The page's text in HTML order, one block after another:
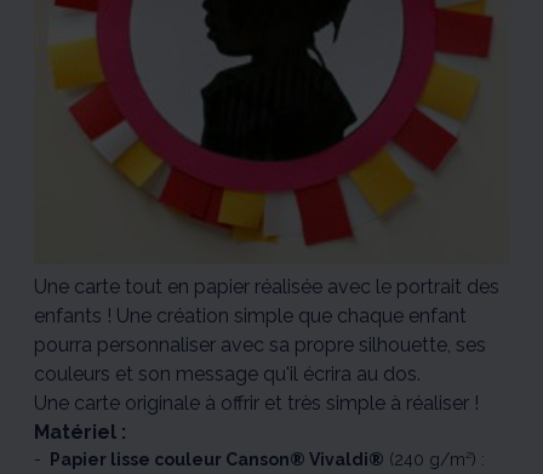
Une carte tout en papier réalisée avec le portrait des
enfants ! Une création simple que chaque enfant
pourra personnaliser avec sa propre silhouette, ses
couleurs et son message qu'il écrira au dos.
Une carte originale à offrir et très simple à réaliser !
Matériel :
Papier lisse couleur Canson® Vivaldi® (240 g/m²) :